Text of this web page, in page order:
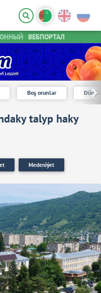
ВЕБПОРТАЛ
Boş orunlar
talyp haky
Medeniýet